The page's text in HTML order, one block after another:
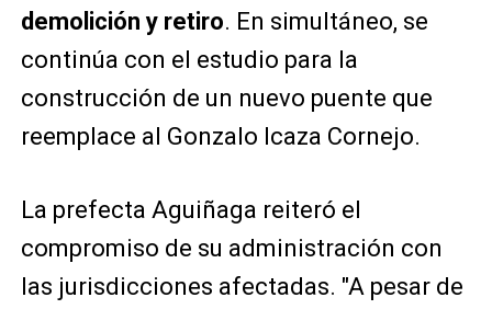
demolición y retiro. En simultáneo, se
continúa con el estudio para la
construcción de un nuevo puente que
reemplace al Gonzalo Icaza Cornejo.
La prefecta Aguiñaga reiteró el
compromiso de su administración con
las jurisdicciones afectadas. "A pesar de